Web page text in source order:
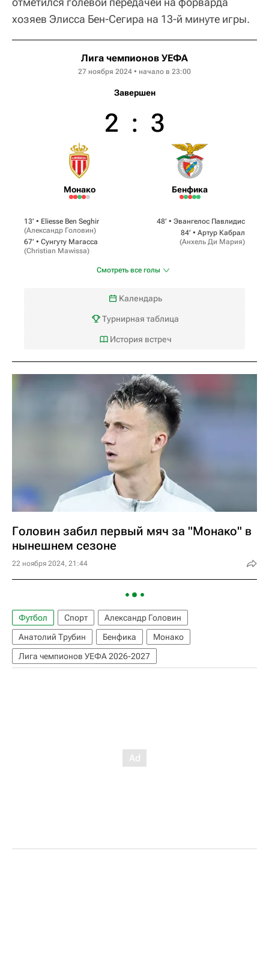
хозяев Элисса Бен-Сегира на 13-й минуте игры.
Лига чемпионов УЕФА
27 ноября 2024 • начало в 23:00
Завершен
Монако
2 : 3
Бенфика
13‎’‎ • Eliesse Ben Seghir
(Александр Головин)
67‎’‎ • Сунгуту Магасса
(Christian Mawissa)
48‎’‎ • Эвангелос Павлидис
84‎’‎ • Артур Кабрал
(Анхель Ди Мария)
Смотреть все голы
Календарь
Турнирная таблица
История встреч
Головин забил первый мяч за "Монако" в
нынешнем сезоне
22 ноября 2024, 21:44
Футбол Спорт
Александр Головин
Анатолий Трубин
Бенфика
Монако
Лига чемпионов УЕФА 2026-2027